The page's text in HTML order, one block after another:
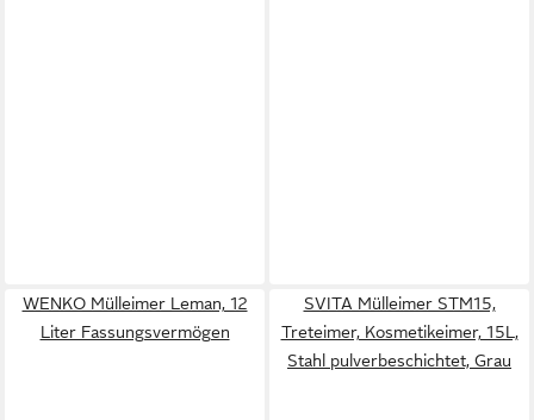
WENKO Mülleimer Leman, 12
Liter Fassungsvermögen
SVITA Mülleimer STM15,
Treteimer, Kosmetikeimer, 15L,
Stahl pulverbeschichtet, Grau